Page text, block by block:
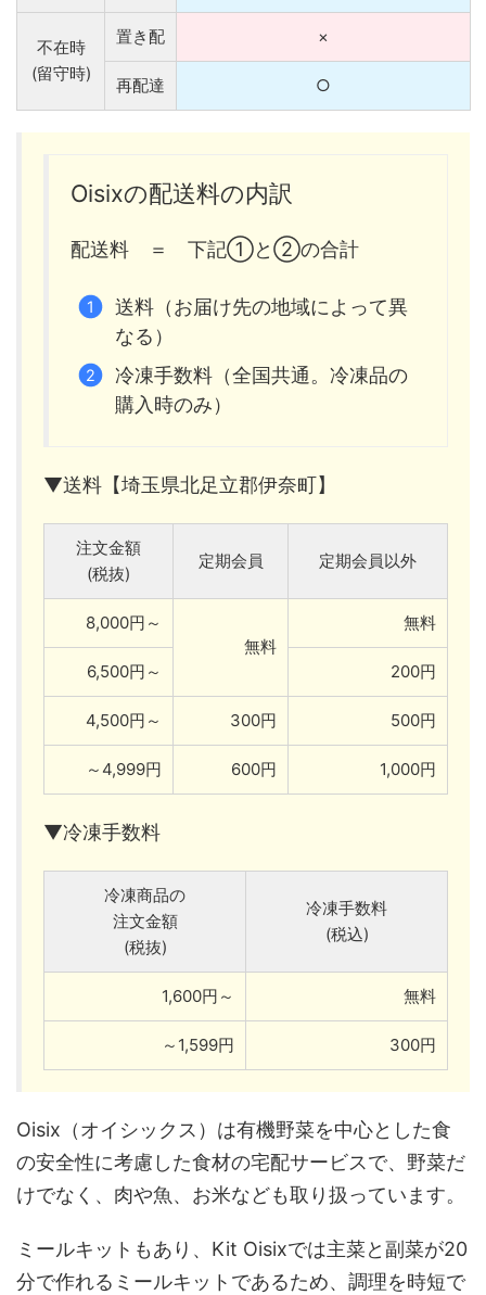
不在時
(留守時)
置き配 ×
再配達 ○
Oisixの配送料の内訳
配送料 ＝ 下記①と②の合計
送料（お届け先の地域によって異
なる）
冷凍手数料（全国共通。冷凍品の
購入時のみ）
▼送料【埼玉県北足立郡伊奈町】
注文金額
(税抜)
定期会員 定期会員以外
8,000円～
無料
無料
6,500円～ 200円
4,500円～ 300円 500円
～4,999円 600円 1,000円
▼冷凍手数料
冷凍商品の
注文金額
(税抜)
冷凍手数料
(税込)
1,600円～ 無料
～1,599円 300円
Oisix（オイシックス）は有機野菜を中心とした食
の安全性に考慮した食材の宅配サービスで、野菜だ
けでなく、肉や魚、お米なども取り扱っています。
ミールキットもあり、Kit Oisixでは主菜と副菜が20
分で作れるミールキットであるため、調理を時短で